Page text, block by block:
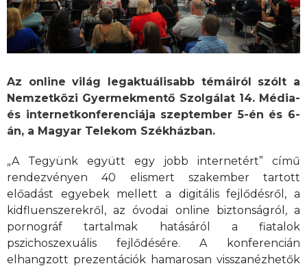
Az online világ legaktuálisabb témáiról szólt a
Nemzetközi Gyermekmentő Szolgálat 14. Média-
és internetkonferenciája szeptember 5-én és 6-
án, a Magyar Telekom Székházban.
„A Tegyünk együtt egy jobb internetért” című
rendezvényen 40 elismert szakember tartott
előadást egyebek mellett a digitális fejlődésről, a
kidfluenszerekről, az óvodai online biztonságról, a
pornográf tartalmak hatásáról a fiatalok
pszichoszexuális fejlődésére. A konferencián
elhangzott prezentációk hamarosan visszanézhetők